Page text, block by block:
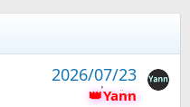
2026/07/23
Yann